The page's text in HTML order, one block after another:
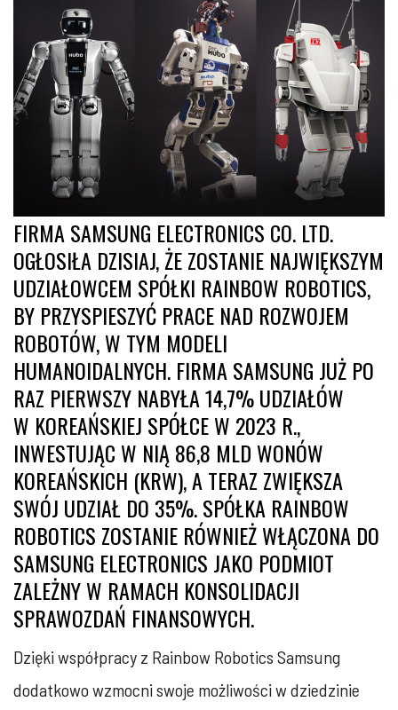
FIRMA SAMSUNG ELECTRONICS CO. LTD.
OGŁOSIŁA DZISIAJ, ŻE ZOSTANIE NAJWIĘKSZYM
UDZIAŁOWCEM SPÓŁKI RAINBOW ROBOTICS,
BY PRZYSPIESZYĆ PRACE NAD ROZWOJEM
ROBOTÓW, W TYM MODELI
HUMANOIDALNYCH. FIRMA SAMSUNG JUŻ PO
RAZ PIERWSZY NABYŁA 14,7% UDZIAŁÓW
W KOREAŃSKIEJ SPÓŁCE W 2023 R.,
INWESTUJĄC W NIĄ 86,8 MLD WONÓW
KOREAŃSKICH (KRW), A TERAZ ZWIĘKSZA
SWÓJ UDZIAŁ DO 35%. SPÓŁKA RAINBOW
ROBOTICS ZOSTANIE RÓWNIEŻ WŁĄCZONA DO
SAMSUNG ELECTRONICS JAKO PODMIOT
ZALEŻNY W RAMACH KONSOLIDACJI
SPRAWOZDAŃ FINANSOWYCH.
Dzięki współpracy z Rainbow Robotics Samsung
dodatkowo wzmocni swoje możliwości w dziedzinie